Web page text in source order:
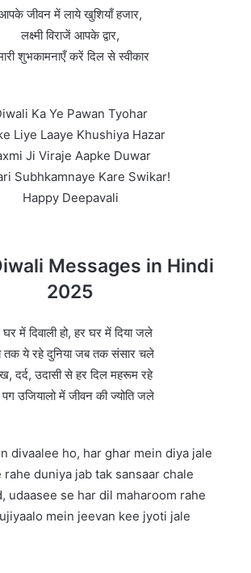
जीवन में लाये खुशियाँ हजार,
लक्ष्मी विराजें आपके द्वार,
शुभकामनाएँ करें दिल से स्वीकार
Ka Ye Pawan Tyohar
Liye Laaye Khushiya Hazar
Ji Viraje Aapke Duwar
Subhkamnaye Kare Swikar!
Happy Deepavali
Messages in Hindi
2025
में दिवाली हो, हर घर में दिया जले
ये रहे दुनिया जब तक संसार चले
दर्द, उदासी से हर दिल महरूम रहे
उजियालो में जीवन की ज्योति जले
divaalee ho, har ghar mein diya jale
rahe duniya jab tak sansaar chale
udaasee se har dil maharoom rahe
mein jeevan kee jyoti jale